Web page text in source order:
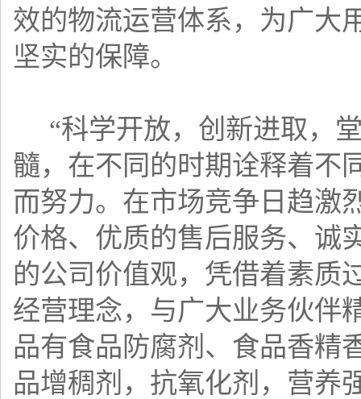
效的物流运营体系，为广大
坚实的保障。
“科学开放，创新进取，
髓，在不同的时期诠释着不
而努力。在市场竞争日趋激
价格、优质的售后服务、诚
的公司价值观，凭借着素质
经营理念，与广大业务伙伴
品有食品防腐剂、食品香精
品增稠剂，抗氧化剂，营养